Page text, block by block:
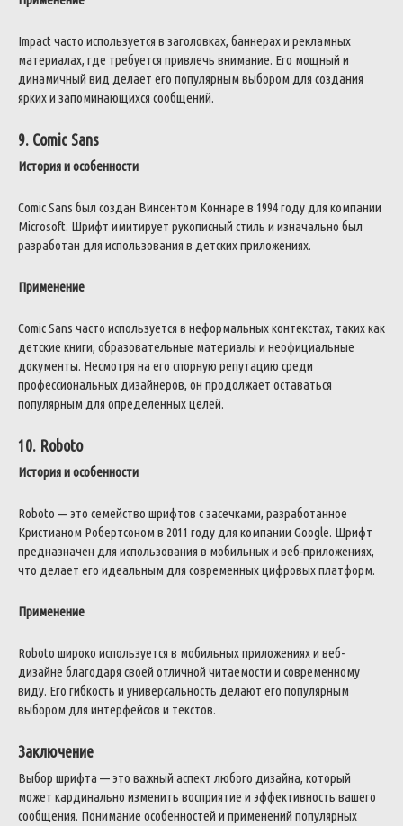
Impact часто используется в заголовках, баннерах и рекламных
материалах, где требуется привлечь внимание. Его мощный и
динамичный вид делает его популярным выбором для создания
ярких и запоминающихся сообщений.
9. Comic Sans
История и особенности
Comic Sans был создан Винсентом Коннаре в 1994 году для компании
Microsoft. Шрифт имитирует рукописный стиль и изначально был
разработан для использования в детских приложениях.
Применение
Comic Sans часто используется в неформальных контекстах, таких как
детские книги, образовательные материалы и неофициальные
документы. Несмотря на его спорную репутацию среди
профессиональных дизайнеров, он продолжает оставаться
популярным для определенных целей.
10. Roboto
История и особенности
Roboto — это семейство шрифтов с засечками, разработанное
Кристианом Робертсоном в 2011 году для компании Google. Шрифт
предназначен для использования в мобильных и веб-приложениях,
что делает его идеальным для современных цифровых платформ.
Применение
Roboto широко используется в мобильных приложениях и веб-
дизайне благодаря своей отличной читаемости и современному
виду. Его гибкость и универсальность делают его популярным
выбором для интерфейсов и текстов.
Заключение
Выбор шрифта — это важный аспект любого дизайна, который
может кардинально изменить восприятие и эффективность вашего
сообщения. Понимание особенностей и применений популярных